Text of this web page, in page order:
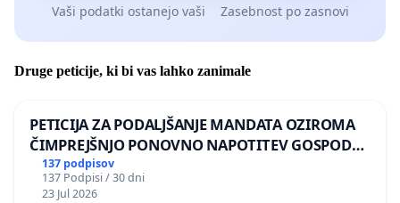
Vaši podatki ostanejo vaši Zasebnost po zasnovi
Druge peticije, ki bi vas lahko zanimale
PETICIJA ZA PODALJŠANJE MANDATA OZIROMA
ČIMPREJŠNJO PONOVNO NAPOTITEV GOSPODA
BERNARDA ŠRAJNERJA NA VELEPOSLANIŠTVO
REPUBLIKE SLOVENIJE V MOSKVI
137 podpisov
137 Podpisi / 30 dni
23 Jul 2026